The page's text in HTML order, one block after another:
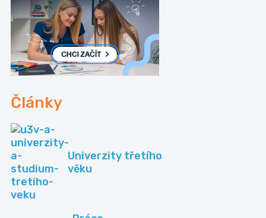
Články
Univerzity třetího
věku